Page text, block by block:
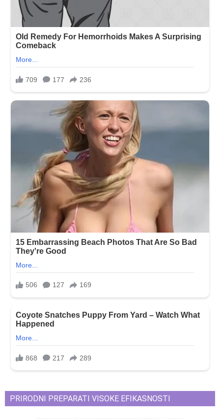
PRIRODNI PREPARATI VISOKE EFIKASNOSTI